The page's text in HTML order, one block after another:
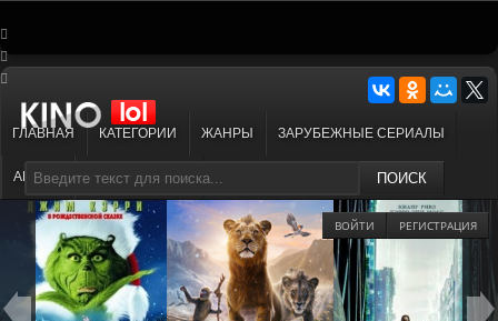
ПОИСК
ВОЙТИ РЕГИСТРАЦИЯ
ГЛАВНАЯ КАТЕГОРИИ ЖАНРЫ ЗАРУБЕЖНЫЕ СЕРИАЛЫ
АНИМЕ МУЛЬТФИЛЬМЫ